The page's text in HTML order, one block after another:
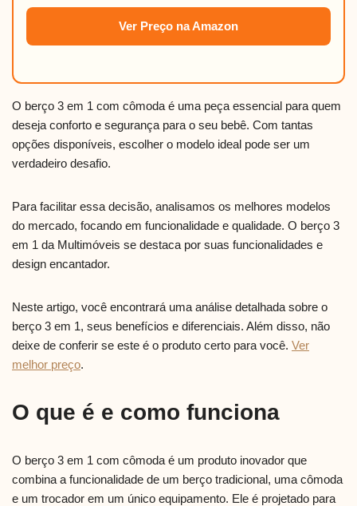
Ver Preço na Amazon
O berço 3 em 1 com cômoda é uma peça essencial para quem
deseja conforto e segurança para o seu bebê. Com tantas
opções disponíveis, escolher o modelo ideal pode ser um
verdadeiro desafio.
Para facilitar essa decisão, analisamos os melhores modelos
do mercado, focando em funcionalidade e qualidade. O berço 3
em 1 da Multimóveis se destaca por suas funcionalidades e
design encantador.
Neste artigo, você encontrará uma análise detalhada sobre o
berço 3 em 1, seus benefícios e diferenciais. Além disso, não
deixe de conferir se este é o produto certo para você. Ver
melhor preço.
O que é e como funciona
O berço 3 em 1 com cômoda é um produto inovador que
combina a funcionalidade de um berço tradicional, uma cômoda
e um trocador em um único equipamento. Ele é projetado para